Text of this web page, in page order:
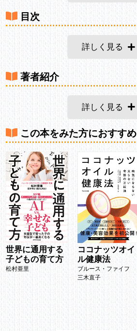
目次
詳しく見る
著者紹介
詳しく見る
この本をみた方におすすめ
世界に通用する
子どもの育て方
松村亜里
ココナッツオイ
ル健康法
ブルース・ファイフ
三木直子